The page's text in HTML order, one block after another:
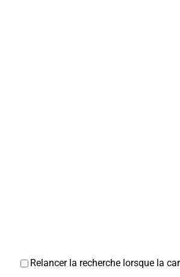
Relancer la recherche lorsque la